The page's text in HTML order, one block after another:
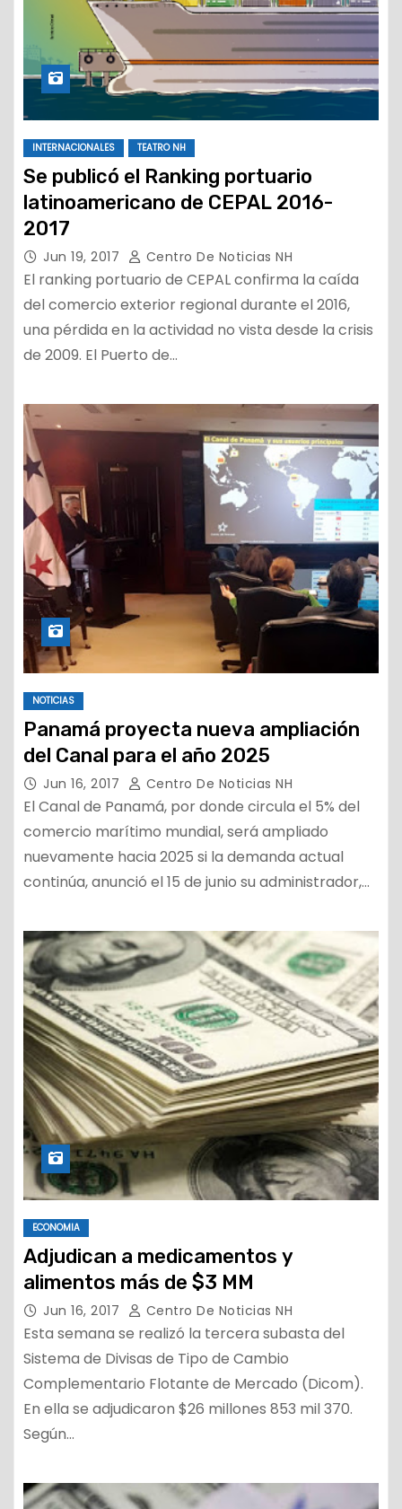
INTERNACIONALES TEATRO NH
Se publicó el Ranking portuario
latinoamericano de CEPAL 2016-
2017
Jun 19, 2017 Centro De Noticias NH
El ranking portuario de CEPAL confirma la caída
del comercio exterior regional durante el 2016,
una pérdida en la actividad no vista desde la crisis
de 2009. El Puerto de…
NOTICIAS
Panamá proyecta nueva ampliación
del Canal para el año 2025
Jun 16, 2017 Centro De Noticias NH
El Canal de Panamá, por donde circula el 5% del
comercio marítimo mundial, será ampliado
nuevamente hacia 2025 si la demanda actual
continúa, anunció el 15 de junio su administrador,…
ECONOMIA
Adjudican a medicamentos y
alimentos más de $3 MM
Jun 16, 2017 Centro De Noticias NH
Esta semana se realizó la tercera subasta del
Sistema de Divisas de Tipo de Cambio
Complementario Flotante de Mercado (Dicom).
En ella se adjudicaron $26 millones 853 mil 370.
Según…